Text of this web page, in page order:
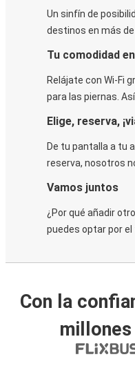
Un sinfín de
destinos en más de
Tu comodidad
Relájate con Wi-Fi
para las piernas.
Elige, reserva,
De tu pantalla a tu
reserva, nosotros
Vamos juntos
¿Por qué añadir
puedes optar por
Con la